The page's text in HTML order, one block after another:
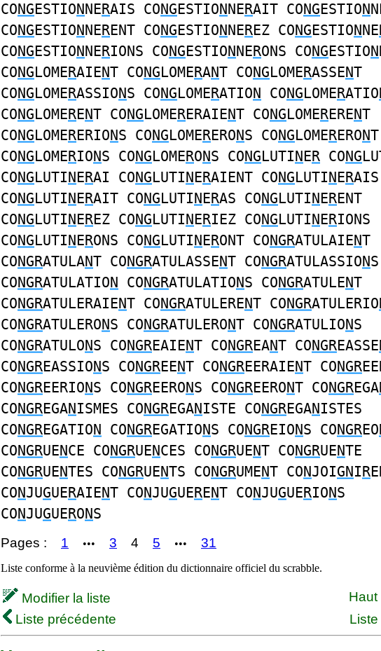
CONGESTIONNERAIS CONGESTIONNERAIT CONGESTION
CONGESTIONNERENT CONGESTIONNEREZ CONGESTIONNE
CONGESTIONNERIONS CONGESTIONNERONS CONGESTION
CONGLOMERAIENT CONGLOMERANT CONGLOMERASSENT
CONGLOMERASSIONS CONGLOMERATION CONGLOMERATIO
CONGLOMERENT CONGLOMERERAIENT CONGLOMERERENT
CONGLOMERERIONS CONGLOMERERONS CONGLOMERERONT
CONGLOMERIONS CONGLOMERONS CONGLUTINER CONG
CONGLUTINERAI CONGLUTINERAIENT CONGLUTINERAIS
CONGLUTINERAIT CONGLUTINERAS CONGLUTINERENT
CONGLUTINEREZ CONGLUTINERIEZ CONGLUTINERIONS
CONGLUTINERONS CONGLUTINERONT CONGRATULAIENT
CONGRATULANT CONGRATULASSENT CONGRATULASSIONS
CONGRATULATION CONGRATULATIONS CONGRATULENT
CONGRATULERAIENT CONGRATULERENT CONGRATULERIO
CONGRATULERONS CONGRATULERONT CONGRATULIONS
CONGRATULONS CONGREAIENT CONGREANT CONGREASSE
CONGREASSIONS CONGREENT CONGREERAIENT CONGR
CONGREERIONS CONGREERONS CONGREERONT CONGREGA
CONGREGANISMES CONGREGANISTE CONGREGANISTES
CONGREGATION CONGREGATIONS CONGREIONS CONGREO
CONGRUENCE CONGRUENCES CONGRUENT CONGRUENTE
CONGRUENTES CONGRUENTS CONGRUMENT CONJOIGNIR
CONJUGUERAIENT CONJUGUERENT CONJUGUERIONS
CONJUGUERONS
Pages : 1 ••• 3 4 5 ••• 31
Liste conforme à la neuvième édition du dictionnaire officiel du scrabble.
Modifier la liste
Haut
Liste précédente